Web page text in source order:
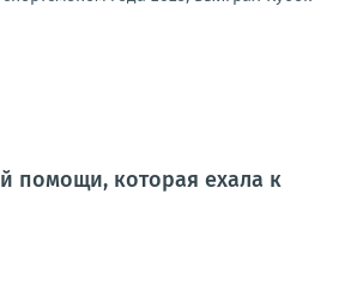
помощи, которая ехала к